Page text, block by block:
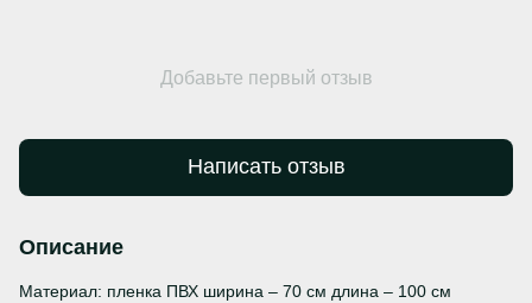
Добавьте первый отзыв
Написать отзыв
Описание
Материал: пленка ПВХ ширина – 70 см длина – 100 см